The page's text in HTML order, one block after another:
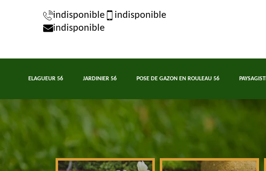
indisponible
indisponible
indisponible
ELAGUEUR 56 JARDINIER 56 POSE DE GAZON EN ROULEAU 56